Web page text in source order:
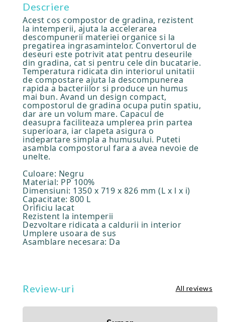
Descriere
Acest cos compostor de gradina, rezistent
la intemperii, ajuta la accelerarea
descompunerii materiei organice si la
pregatirea ingrasamintelor. Convertorul de
deseuri este potrivit atat pentru deseurile
din gradina, cat si pentru cele din bucatarie.
Temperatura ridicata din interiorul unitatii
de compostare ajuta la descompunerea
rapida a bacteriilor si produce un humus
mai bun. Avand un design compact,
compostorul de gradina ocupa putin spatiu,
dar are un volum mare. Capacul de
deasupra faciliteaza umplerea prin partea
superioara, iar clapeta asigura o
indepartare simpla a humusului. Puteti
asambla compostorul fara a avea nevoie de
unelte.
Culoare: Negru
Material: PP 100%
Dimensiuni: 1350 x 719 x 826 mm (L x l x i)
Capacitate: 800 L
Orificiu lacat
Rezistent la intemperii
Dezvoltare ridicata a caldurii in interior
Umplere usoara de sus
Asamblare necesara: Da
Review-uri All reviews